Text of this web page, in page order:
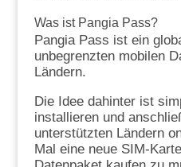
Was ist Pangia Pass?
Pangia Pass ist ein
unbegrenzten mobilen
Ländern.
Die Idee dahinter ist
installieren und
unterstützten Ländern
Mal eine neue SIM-